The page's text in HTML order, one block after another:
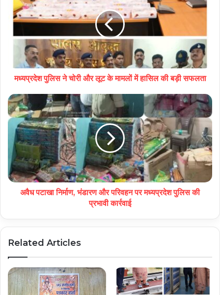
मध्यप्रदेश पुलिस ने चोरी और लूट के मामलों में हासिल की बड़ी सफलता
अवैध पटाखा निर्माण, भंडारण और परिवहन पर मध्‍यप्रदेश पुलिस की
प्रभावी कार्रवाई
Related Articles